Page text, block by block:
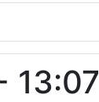
13:07